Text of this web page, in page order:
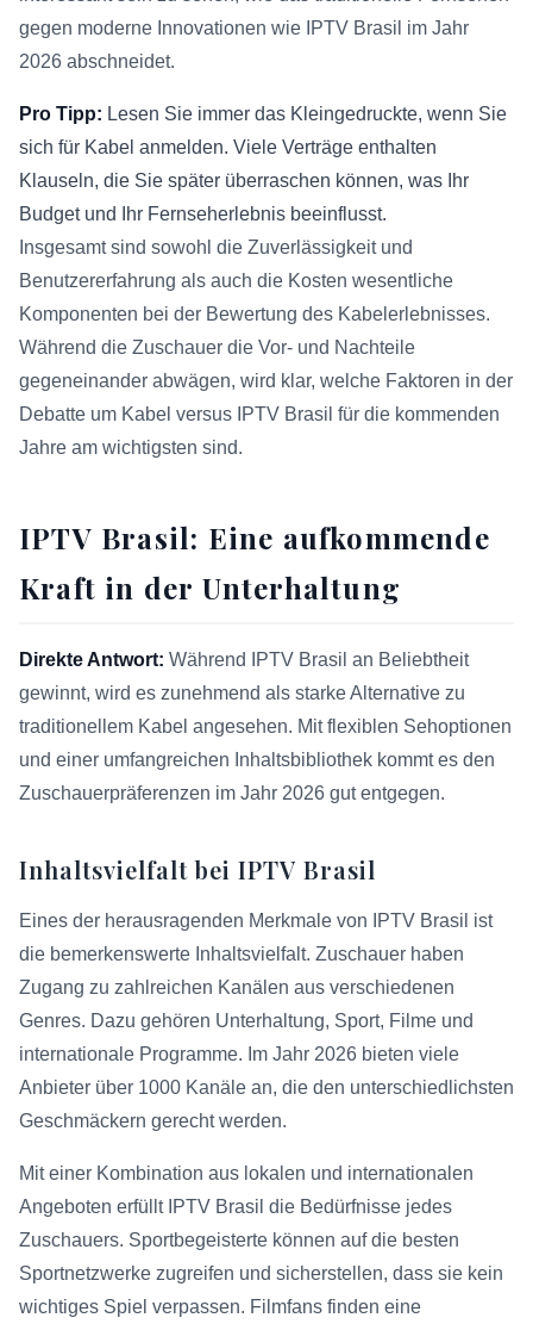
gegen moderne Innovationen wie IPTV Brasil im Jahr
2026 abschneidet.
Pro Tipp: Lesen Sie immer das Kleingedruckte, wenn Sie
sich für Kabel anmelden. Viele Verträge enthalten
Klauseln, die Sie später überraschen können, was Ihr
Budget und Ihr Fernseherlebnis beeinflusst.
Insgesamt sind sowohl die Zuverlässigkeit und
Benutzererfahrung als auch die Kosten wesentliche
Komponenten bei der Bewertung des Kabelerlebnisses.
Während die Zuschauer die Vor- und Nachteile
gegeneinander abwägen, wird klar, welche Faktoren in der
Debatte um Kabel versus IPTV Brasil für die kommenden
Jahre am wichtigsten sind.
IPTV Brasil: Eine aufkommende
Kraft in der Unterhaltung
Direkte Antwort: Während IPTV Brasil an Beliebtheit
gewinnt, wird es zunehmend als starke Alternative zu
traditionellem Kabel angesehen. Mit flexiblen Sehoptionen
und einer umfangreichen Inhaltsbibliothek kommt es den
Zuschauerpräferenzen im Jahr 2026 gut entgegen.
Inhaltsvielfalt bei IPTV Brasil
Eines der herausragenden Merkmale von IPTV Brasil ist
die bemerkenswerte Inhaltsvielfalt. Zuschauer haben
Zugang zu zahlreichen Kanälen aus verschiedenen
Genres. Dazu gehören Unterhaltung, Sport, Filme und
internationale Programme. Im Jahr 2026 bieten viele
Anbieter über 1000 Kanäle an, die den unterschiedlichsten
Geschmäckern gerecht werden.
Mit einer Kombination aus lokalen und internationalen
Angeboten erfüllt IPTV Brasil die Bedürfnisse jedes
Zuschauers. Sportbegeisterte können auf die besten
Sportnetzwerke zugreifen und sicherstellen, dass sie kein
wichtiges Spiel verpassen. Filmfans finden eine